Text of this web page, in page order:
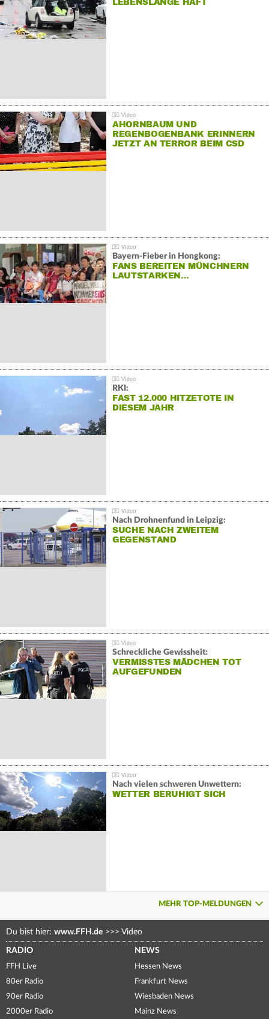
LEBENSLANGE HAFT
AHORNBAUM UND
REGENBOGENBANK ERINNERN
JETZT AN TERROR BEIM CSD
Bayern-Fieber in Hongkong:
FANS BEREITEN MÜNCHNERN
LAUTSTARKEN…
RKI:
FAST 12.000 HITZETOTE IN
DIESEM JAHR
Nach Drohnenfund in Leipzig:
SUCHE NACH ZWEITEM
GEGENSTAND
Schreckliche Gewissheit:
VERMISSTES MÄDCHEN TOT
AUFGEFUNDEN
Nach vielen schweren Unwettern:
WETTER BERUHIGT SICH
MEHR TOP-MELDUNGEN
Du bist hier: www.FFH.de >>> Video
RADIO
FFH Live
80er Radio
90er Radio
2000er Radio
NEWS
Hessen News
Frankfurt News
Wiesbaden News
Mainz News